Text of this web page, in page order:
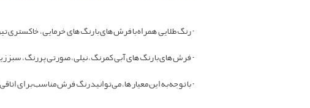
- رنگ طلایی همراه با فرش‌های با رنگ‌های خرمایی، خاکستری
- فرش‌های با رنگ‌های آبی کمرنگ، نیلی، صورتی پررنگ، سبز
- با توجه به این معیارها، می‌توانید رنگ فرش مناسب برای